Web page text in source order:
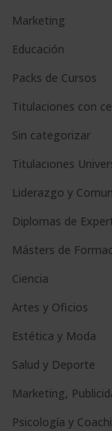
i
v
e
Marketing
Educación
Packs de Cursos
Titulaciones con
Sin categorizar
Titulaciones
Liderazgo y
Diplomas de
Másters de
Ciencia
Artes y Oficios
Estética y Moda
Salud y Deporte
Marketing,
Psicología y